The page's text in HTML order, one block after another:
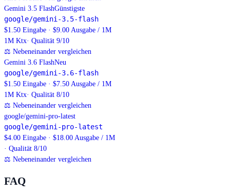
Gemini 3.5 FlashGünstigste
google/gemini-3.5-flash
$1.50 Eingabe · $9.00 Ausgabe / 1M
1M Ktx· Qualität 9/10
⚖ Nebeneinander vergleichen
Gemini 3.6 FlashNeu
google/gemini-3.6-flash
$1.50 Eingabe · $7.50 Ausgabe / 1M
1M Ktx· Qualität 8/10
⚖ Nebeneinander vergleichen
google/gemini-pro-latest
google/gemini-pro-latest
$4.00 Eingabe · $18.00 Ausgabe / 1M
· Qualität 8/10
⚖ Nebeneinander vergleichen
FAQ